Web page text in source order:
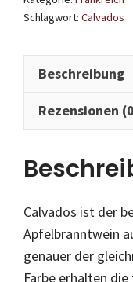
Schlagwort: Calvados
Beschreibung
Rezensionen
Calvados ist der
Apfelbranntwein
genauer der
Farbe erhalten